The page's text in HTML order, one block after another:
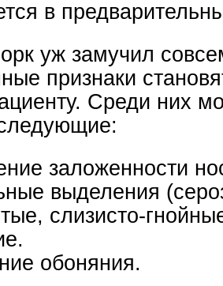
в
уж замучил
признаки
Среди них
заложенности
выделения
слизисто-
обоняния.